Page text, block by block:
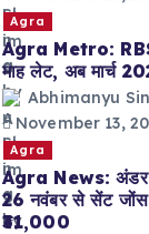
Agra
Agra Metro:
माह लेट, अब मार्च
Abhimanyu
November 13,
Agra
Agra News: अंडर-
26 नवंबर से सेंट जोंस
₹31,000